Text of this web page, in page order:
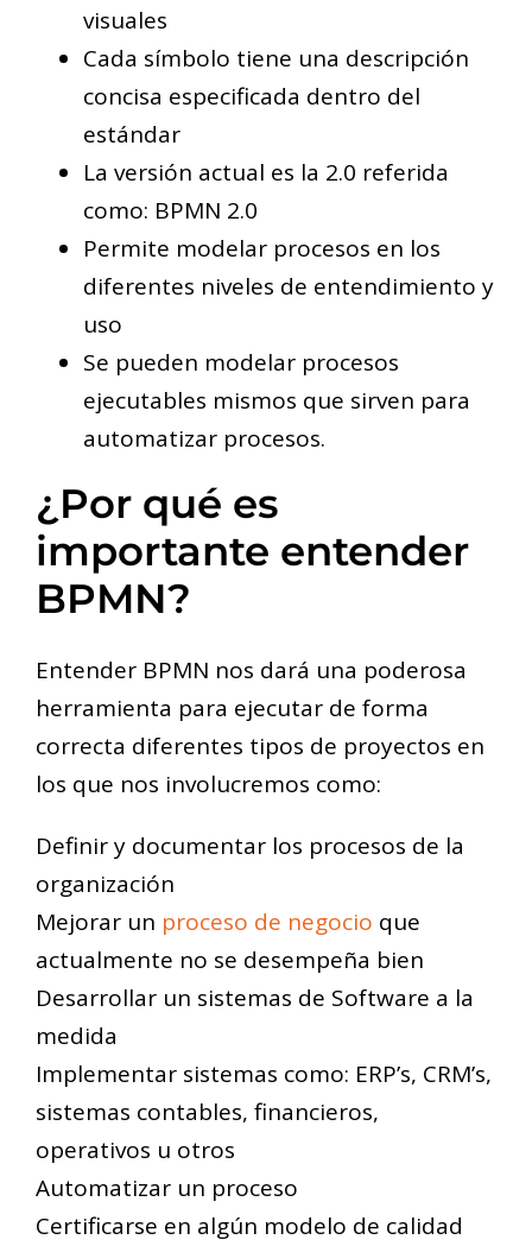
visuales
Cada símbolo tiene una descripción
concisa especificada dentro del
estándar
La versión actual es la 2.0 referida
como: BPMN 2.0
Permite modelar procesos en los
diferentes niveles de entendimiento y
uso
Se pueden modelar procesos
ejecutables mismos que sirven para
automatizar procesos.
¿Por qué es
importante entender
BPMN?
Entender BPMN nos dará una poderosa
herramienta para ejecutar de forma
correcta diferentes tipos de proyectos en
los que nos involucremos como:
Definir y documentar los procesos de la
organización
Mejorar un proceso de negocio que
actualmente no se desempeña bien
Desarrollar un sistemas de Software a la
medida
Implementar sistemas como: ERP’s, CRM’s,
sistemas contables, financieros,
operativos u otros
Automatizar un proceso
Certificarse en algún modelo de calidad